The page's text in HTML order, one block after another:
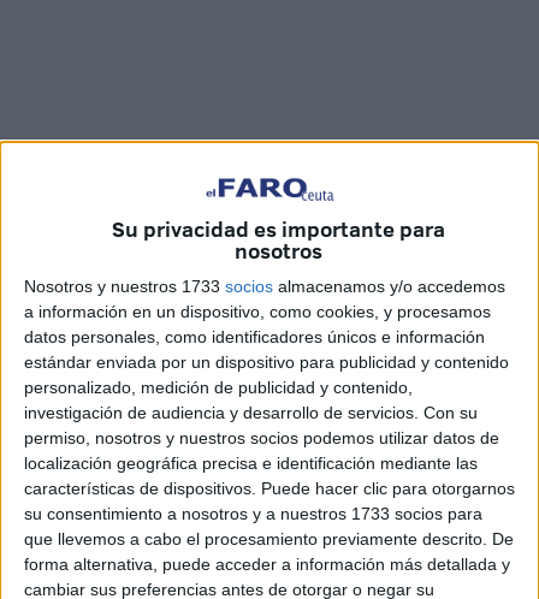
Su privacidad es importante para
nosotros
Nosotros y nuestros 1733 socios almacenamos y/o accedemos
a información en un dispositivo, como cookies, y procesamos
datos personales, como identificadores únicos e información
estándar enviada por un dispositivo para publicidad y contenido
personalizado, medición de publicidad y contenido,
investigación de audiencia y desarrollo de servicios. Con su
permiso, nosotros y nuestros socios podemos utilizar datos de
localización geográfica precisa e identificación mediante las
características de dispositivos. Puede hacer clic para otorgarnos
su consentimiento a nosotros y a nuestros 1733 socios para
que llevemos a cabo el procesamiento previamente descrito. De
forma alternativa, puede acceder a información más detallada y
cambiar sus preferencias antes de otorgar o negar su
Imágenes: Marina Risco
Con motivo del vigésimo cuarto aniversario de la creación
delBatallón del Cuartel Generalde la Comandancia
General de Ceuta ( COMGECEU), este jueves 25 de
noviembre a las 18.10 horas se ha hecho unarriado de
banderaen la fachada de Comandancia, presidido por el